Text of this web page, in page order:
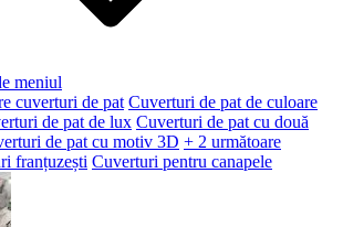
meniul
cuverturi de pat Cuverturi de pat de culoare
de pat de lux Cuverturi de pat cu două
de pat cu motiv 3D + 2 următoare
franțuzești Cuverturi pentru canapele